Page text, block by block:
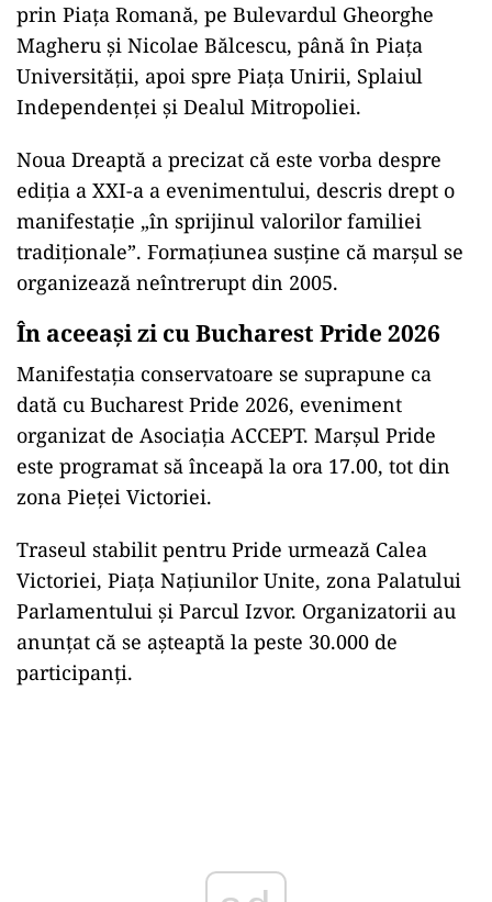
prin Piața Romană, pe Bulevardul Gheorghe
Magheru și Nicolae Bălcescu, până în Piața
Universității, apoi spre Piața Unirii, Splaiul
Independenței și Dealul Mitropoliei.
Noua Dreaptă a precizat că este vorba despre
ediția a XXI-a a evenimentului, descris drept o
manifestație „în sprijinul valorilor familiei
tradiționale”. Formațiunea susține că marșul se
organizează neîntrerupt din 2005.
În aceeași zi cu Bucharest Pride 2026
Manifestația conservatoare se suprapune ca
dată cu Bucharest Pride 2026, eveniment
organizat de Asociația ACCEPT. Marșul Pride
este programat să înceapă la ora 17.00, tot din
zona Pieței Victoriei.
Traseul stabilit pentru Pride urmează Calea
Victoriei, Piața Națiunilor Unite, zona Palatului
Parlamentului și Parcul Izvor. Organizatorii au
anunțat că se așteaptă la peste 30.000 de
participanți.